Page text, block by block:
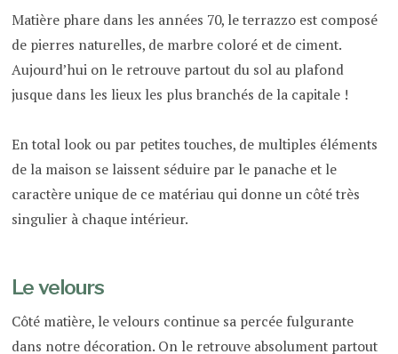
Matière phare dans les années 70, le terrazzo est composé
de pierres naturelles, de marbre coloré et de ciment.
Aujourd’hui on le retrouve partout du sol au plafond
jusque dans les lieux les plus branchés de la capitale !
En total look ou par petites touches, de multiples éléments
de la maison se laissent séduire par le panache et le
caractère unique de ce matériau qui donne un côté très
singulier à chaque intérieur.
Le velours
Côté matière, le velours continue sa percée fulgurante
dans notre décoration. On le retrouve absolument partout